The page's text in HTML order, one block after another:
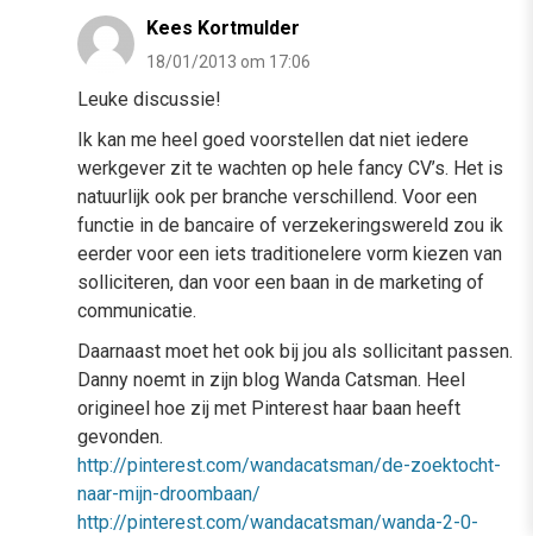
Kees Kortmulder
18/01/2013 om 17:06
Leuke discussie!
Ik kan me heel goed voorstellen dat niet iedere
werkgever zit te wachten op hele fancy CV’s. Het is
natuurlijk ook per branche verschillend. Voor een
functie in de bancaire of verzekeringswereld zou ik
eerder voor een iets traditionelere vorm kiezen van
solliciteren, dan voor een baan in de marketing of
communicatie.
Daarnaast moet het ook bij jou als sollicitant passen.
Danny noemt in zijn blog Wanda Catsman. Heel
origineel hoe zij met Pinterest haar baan heeft
gevonden.
http://pinterest.com/wandacatsman/de-zoektocht-
naar-mijn-droombaan/
http://pinterest.com/wandacatsman/wanda-2-0-